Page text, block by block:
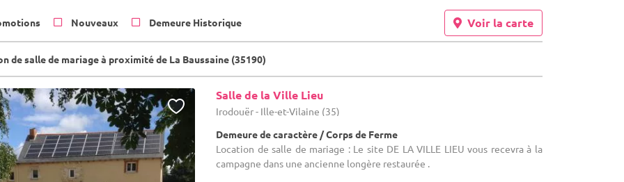
Nouveaux Demeure Historique Voir la carte
de salle de mariage à proximité de La Baussaine (35190)
Salle de la Ville Lieu
Irodouër - Ille-et-Vilaine (35)
Demeure de caractère / Corps de Ferme
Location de salle de mariage : Le site DE LA VILLE LIEU vous recevra à la
campagne dans une ancienne longère restaurée .